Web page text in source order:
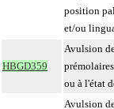
position
et/ou
HBGD359
Avulsion
ou à l'état
Avulsion